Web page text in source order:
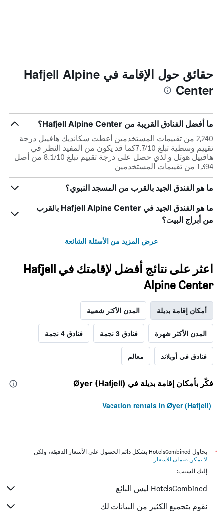
حقائق حول الإقامة في Hafjell Alpine
Center
ما أفضل الفنادق القريبة من Hafjell Alpine Center؟
2,240 من تقييمات المستخدمين أعطت سكانديك هافييل درجة
تقييم وسطية تبلغ 7.7/10كما قد يكون من المفيد النظر في
هافييل هوتل والذي حصل على درجة تقييم تبلغ 8.1/10 من أصل
1,394 من تقييمات المستخدمين
ما هو الفندق الجيد بالقرب من المسجد النبوي؟
ما هو الفندق الجيد في Hafjell Alpine Center بالقرب
من أبراج البيت؟
عرض المزيد من الأسئلة الشائعة
اعثر على نتائج أفضل لإقامتك في Hafjell
Alpine Center
أمكان إقامة بديلة المدن الأكثر شعبية
المدن الأكثر شهرة فنادق 3 نجمة فنادق 4 نجمة
فنادق في أوبلاند معالم
فكّر بأمكان إقامة بديلة في Øyer (Hafjell)
Vacation rentals in Øyer (Hafjell)
*
يحاول HotelsCombined بشكل دائم الحصول على الأسعار الدقيقة، ولكن
لا يمكن ضمان الأسعار .
إليك السبب:
HotelsCombined ليس البائع
نقوم بتجميع الكثير من البيانات لك